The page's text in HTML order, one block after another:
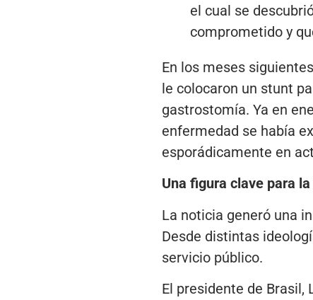
el cual se
comprometido y
En los meses
le colocaron un stunt
gastrostomía. Ya en
enfermedad se había
esporádicamente en
Una figura clave para
La noticia generó una
Desde distintas
servicio público.
El presidente de Brasil,